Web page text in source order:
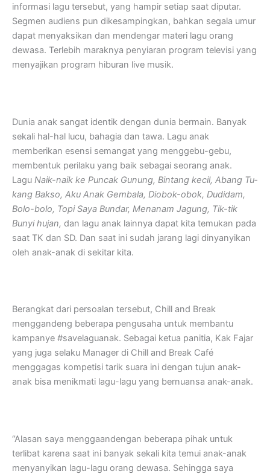
informasi lagu tersebut, yang hampir setiap saat diputar.
Segmen audiens pun dikesampingkan, bahkan segala umur
dapat menyaksikan dan mendengar materi lagu orang
dewasa. Terlebih maraknya penyiaran program televisi yang
menyajikan program hiburan live musik.
Dunia anak sangat identik de­ngan dunia bermain. Banyak
sekali hal-hal lucu, bahagia dan tawa. Lagu anak
memberikan esensi semangat yang mengge­bu-gebu,
membentuk perilaku yang baik sebagai seorang anak.
Lagu Naik-naik ke Puncak Gu­nung, Bintang kecil, Abang Tu­
kang Bakso, Aku Anak Gemba­la, Diobok-obok, Dudidam,
Bo­lo-bolo, Topi Saya Bundar, Me­nanam Jagung, Tik-tik
Bunyi hu­jan, dan lagu anak lainnya dapat kita temukan pada
saat TK dan SD. Dan saat ini sudah jarang lagi dinyanyikan
oleh anak-anak di sekitar kita.
Berangkat dari persoalan tersebut, Chill and Break
menggandeng beberapa pengusaha untuk membantu
kampanye #savelaguanak. Sebagai ketua panitia, Kak Fajar
yang juga selaku Manager di Chill and Break Café
menggagas kompetisi tarik suara ini dengan tujun anak-
anak bisa menikmati lagu-lagu yang bernuansa anak-anak.
‘’Alasan saya menggaandengan beberapa pihak untuk
terlibat karena saat ini banyak sekali kita temui anak-anak
menyanyikan lagu-lagu orang dewasa. Sehingga saya